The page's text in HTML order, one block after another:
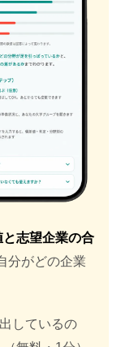
志望企業の合
分がどの企業
しているの